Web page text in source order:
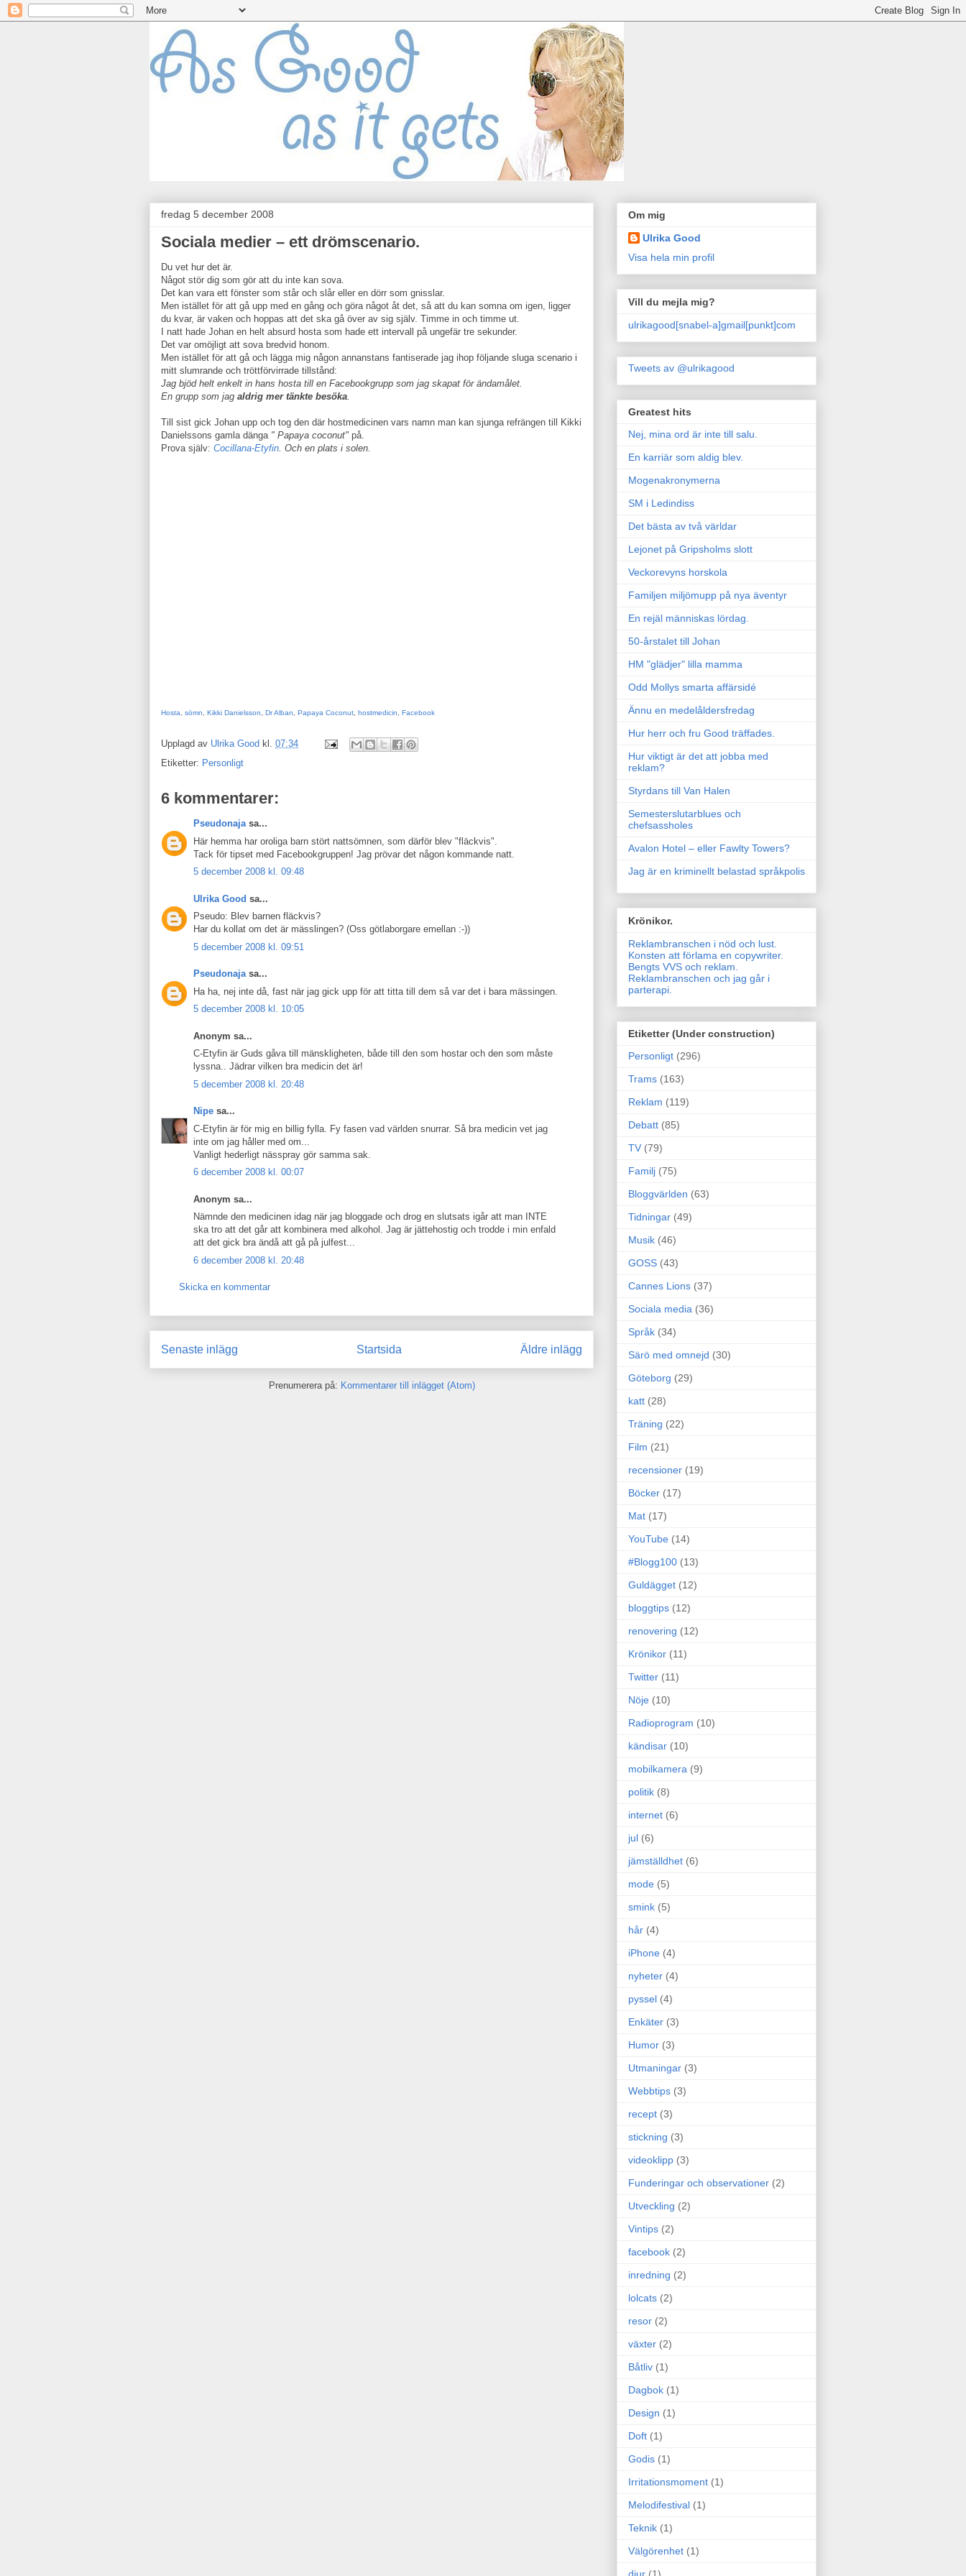
fredag 5 december 2008
Sociala medier – ett drömscenario.
Du vet hur det är.
Något stör dig som gör att du inte kan sova.
Det kan vara ett fönster som står och slår eller en dörr som gnisslar.
Men istället för att gå upp med en gång och göra något åt det, så att du kan somna om igen, ligger
du kvar, är vaken och hoppas att det ska gå över av sig själv. Timme in och timme ut.
I natt hade Johan en helt absurd hosta som hade ett intervall på ungefär tre sekunder.
Det var omöjligt att sova bredvid honom.
Men istället för att gå och lägga mig någon annanstans fantiserade jag ihop följande sluga scenario i
mitt slumrande och tröttförvirrade tillstånd:
Jag bjöd helt enkelt in hans hosta till en Facebookgrupp som jag skapat för ändamålet.
En grupp som jag aldrig mer tänkte besöka.
Till sist gick Johan upp och tog den där hostmedicinen vars namn man kan sjunga refrängen till Kikki
Danielssons gamla dänga " Papaya coconut" på.
Prova själv: Cocillana-Etyfin. Och en plats i solen.
Hosta sömn Kikki Danielsson Dr Alban Papaya Coconut hostmedicin Facebook
Upplagd av Ulrika Good kl. 07:34
Etiketter: Personligt
6 kommentarer:
Pseudonajasa...
Här hemma har oroliga barn stört nattsömnen, som därför blev "fläckvis".
Tack för tipset med Facebookgruppen! Jag prövar det någon kommande natt.
5 december 2008 kl. 09:48
Ulrika Good sa...
Pseudo: Blev barnen fläckvis?
Har du kollat om det är mässlingen? (Oss götlaborgare emellan :-))
5 december 2008 kl. 09:51
Pseudonajasa...
Ha ha, nej inte då, fast när jag gick upp för att titta till dem så var det i bara mässingen.
5 december 2008 kl. 10:05
Anonym sa...
C-Etyfin är Guds gåva till mänskligheten, både till den som hostar och den som måste
lyssna.. Jädrar vilken bra medicin det är!
5 december 2008 kl. 20:48
Nipe sa...
C-Etyfin är för mig en billig fylla. Fy fasen vad världen snurrar. Så bra medicin vet jag
inte om jag håller med om...
Vanligt hederligt nässpray gör samma sak.
6 december 2008 kl. 00:07
Anonym sa...
Nämnde den medicinen idag när jag bloggade och drog en slutsats igår att man INTE
ska tro att det går att kombinera med alkohol. Jag är jättehostig och trodde i min enfald
att det gick bra ändå att gå på julfest...
6 december 2008 kl. 20:48
Skicka en kommentar
Senaste inlägg Äldre inlägg
Startsida
Prenumerera på: Kommentarer till inlägget (Atom)
Om mig
Ulrika Good
Visa hela min profil
Vill du mejla mig?
ulrikagood[snabel-a]gmail[punkt]com
Tweets av @ulrikagood
Greatest hits
Nej, mina ord är inte till salu.
En karriär som aldig blev.
Mogenakronymerna
SM i Ledindiss
Det bästa av två världar
Lejonet på Gripsholms slott
Veckorevyns horskola
Familjen miljömupp på nya äventyr
En rejäl människas lördag.
50-årstalet till Johan
HM "glädjer" lilla mamma
Odd Mollys smarta affärsidé
Ännu en medelåldersfredag
Hur herr och fru Good träffades.
Hur viktigt är det att jobba med
reklam?
Styrdans till Van Halen
Semesterslutarblues och
chefsassholes
Avalon Hotel – eller Fawlty Towers?
Jag är en kriminellt belastad språkpolis
Krönikor.
Reklambranschen i nöd och lust.
Konsten att förlama en copywriter.
Bengts VVS och reklam.
Reklambranschen och jag går i
parterapi.
Etiketter (Under construction)
Personligt (296)
Trams (163)
Reklam (119)
Debatt (85)
TV (79)
Familj (75)
Bloggvärlden (63)
Tidningar (49)
Musik (46)
GOSS (43)
Cannes Lions (37)
Sociala media (36)
Språk (34)
Särö med omnejd (30)
Göteborg (29)
katt (28)
Träning (22)
Film (21)
recensioner (19)
Böcker (17)
Mat (17)
YouTube (14)
#Blogg100 (13)
Guldägget (12)
bloggtips (12)
renovering (12)
Krönikor (11)
Twitter (11)
Nöje (10)
Radioprogram (10)
kändisar (10)
mobilkamera (9)
politik (8)
internet (6)
jul (6)
jämställdhet (6)
mode (5)
smink (5)
hår (4)
iPhone (4)
nyheter (4)
pyssel (4)
Enkäter (3)
Humor (3)
Utmaningar (3)
Webbtips (3)
recept (3)
stickning (3)
videoklipp (3)
Funderingar och observationer (2)
Utveckling (2)
Vintips (2)
facebook (2)
inredning (2)
lolcats (2)
resor (2)
växter (2)
Båtliv (1)
Dagbok (1)
Design (1)
Doft (1)
Godis (1)
Irritationsmoment (1)
Melodifestival (1)
Teknik (1)
Välgörenhet (1)